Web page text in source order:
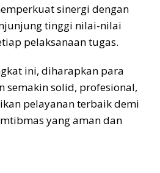
sinergi dengan
tinggi nilai-nilai
pelaksanaan tugas.
ini, diharapkan para
semakin solid, profesional,
pelayanan terbaik demi
yang aman dan